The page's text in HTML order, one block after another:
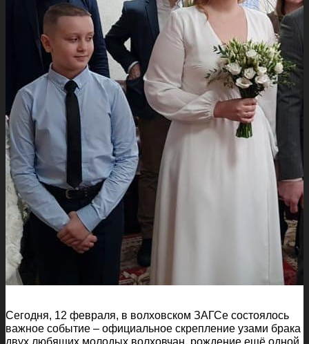
Сегодня, 12 февраля, в волховском ЗАГСе состоялось
важное событие – официальное скрепление узами брака
двух любящих молодых волховчан, рождение ещё одной